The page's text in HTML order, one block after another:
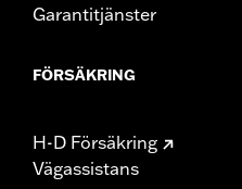
Garantitjänster
FÖRSÄKRING
H-D Försäkring
Vägassistans